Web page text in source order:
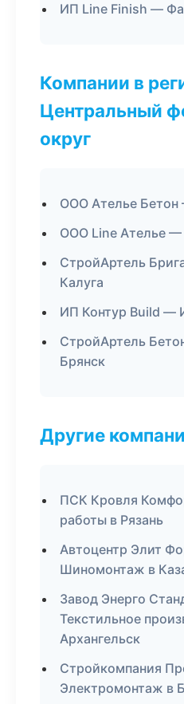
ИП Line Finish —
Компании в
Центральный
округ
ООО Ателье Бетон
ООО Line Ателье
СтройАртель
Калуга
ИП Контур Build —
СтройАртель
Брянск
Другие
ПСК Кровля
работы в Рязань
Автоцентр Элит
Шиномонтаж в
Завод Энерго
Текстильное
Архангельск
Стройкомпания
Электромонтаж в